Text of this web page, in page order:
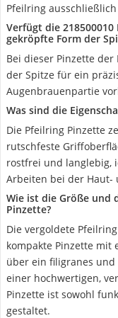
Pfeilring
Verfügt die
gekröpfte Form der
Bei dieser Pinzette
der Spitze für ein
Augenbrauenpartie
Was sind die
Die Pfeilring Pinzette
rutschfeste
rostfrei und langlebig,
Arbeiten bei der Haut-
Wie ist die Größe und
Pinzette?
Die vergoldete
kompakte Pinzette mit
über ein filigranes
einer hochwertigen,
Pinzette ist sowohl
gestaltet.